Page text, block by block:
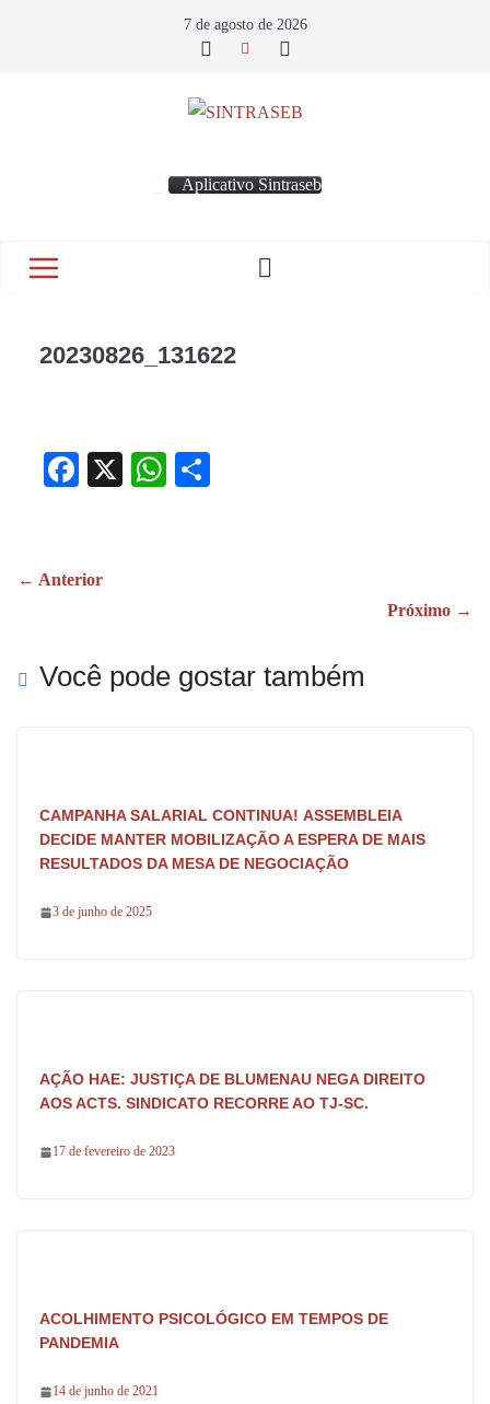
7 de agosto de 2026
Aplicativo Sintraseb
20230826_131622
Fa
ok
X
W
← Anterior
Próximo →
Você pode gostar também
CAMPANHA SALARIAL CONTINUA! ASSEMBLEIA
DECIDE MANTER MOBILIZAÇÃO A ESPERA DE MAIS
RESULTADOS DA MESA DE NEGOCIAÇÃO
3 de junho de 2025
AÇÃO HAE: JUSTIÇA DE BLUMENAU NEGA DIREITO
AOS ACTS. SINDICATO RECORRE AO TJ-SC.
17 de fevereiro de 2023
ACOLHIMENTO PSICOLÓGICO EM TEMPOS DE
PANDEMIA
14 de junho de 2021